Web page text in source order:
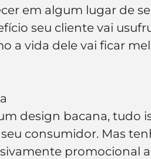
em algum lugar de
seu cliente vai
a vida dele vai ficar
design bacana, tudo
consumidor. Mas
promocional